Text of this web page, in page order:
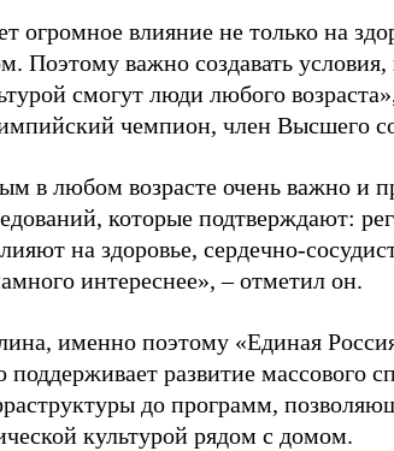
огромное влияние не только на
Поэтому важно создавать
смогут люди любого
чемпион, член Высшего
в любом возрасте очень важно и
которые подтверждают:
на здоровье, сердечно-
интереснее», – отметил он.
именно поэтому «Единая
поддерживает развитие массового
до программ,
культурой рядом с домом.